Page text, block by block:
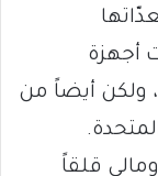
أجهزة
ولكن أيضاً من
قلقاً